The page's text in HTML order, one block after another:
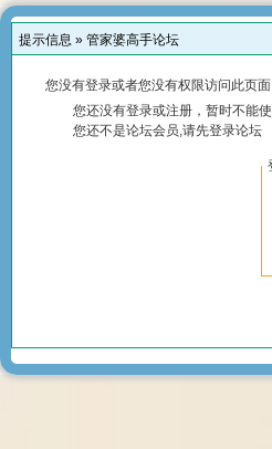
提示信息 » 管家婆高手论坛
您没有登录或者您没有权限访问此页
您还没有登录或注册，暂时不能
您还不是论坛会员,请先登录论坛